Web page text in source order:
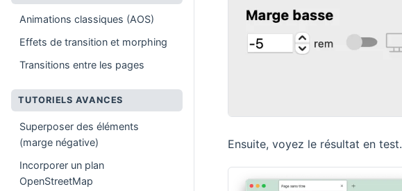
Animations classiques (AOS)
Effets de transition et morphing
Transitions entre les pages
TUTORIELS AVANCES
Superposer des éléments
(marge négative)
Incorporer un plan
OpenStreetMap
Ensuite, voyez le résultat en test.